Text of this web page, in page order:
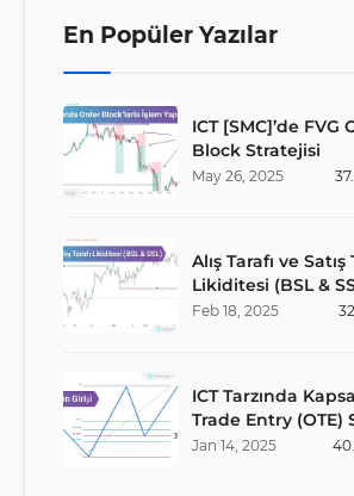
En Popüler Yazılar
ICT [SMC]’de FVG
Block Stratejisi
May 26, 2025
Alış Tarafı ve Satış
Likiditesi (BSL &
Stratejisi
Feb 18, 2025
ICT Tarzında
Trade Entry (OTE)
Rehberi
Jan 14, 2025